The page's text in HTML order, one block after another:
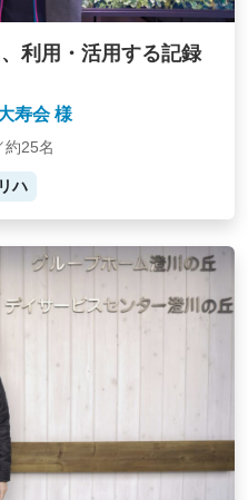
利用・活用する記録
寿会 様
約25名
ハ